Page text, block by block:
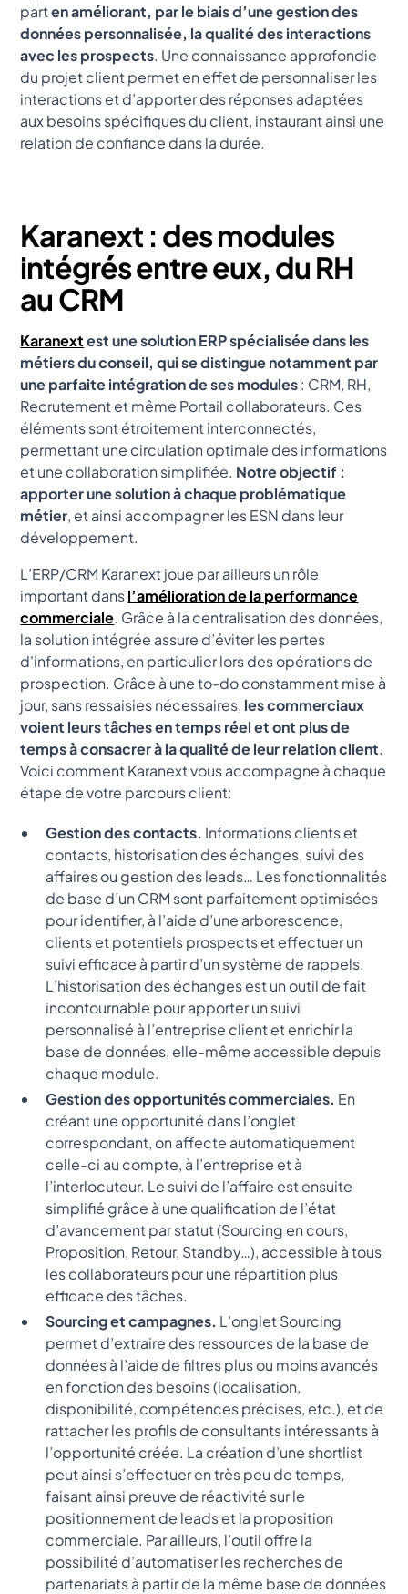
parten améliorant, par le biais d’une gestion des
données personnalisée, la qualité des interactions
avec les prospects. Une connaissance approfondie
du projet client permet en effet de personnaliser les
interactions et d’apporter des réponses adaptées
aux besoins spécifiques du client, instaurant ainsi une
relation de confiance dans la durée.
Karanext : des modules
intégrés entre eux, du RH
au CRM
Karanextest une solution ERP spécialisée dans les
métiers du conseil, qui se distingue notamment par
une parfaite intégration de ses modules: CRM, RH,
Recrutement et même Portail collaborateurs. Ces
éléments sont étroitement interconnectés,
permettant une circulation optimale des informations
et une collaboration simplifiée. Notre objectif :
apporter une solution à chaque problématique
métier, et ainsi accompagner les ESN dans leur
développement.
L’ERP/CRM Karanext joue par ailleurs un rôle
important dansl’amélioration de la performance
commerciale. Grâce à la centralisation des données,
la solution intégrée assure d’éviter les pertes
d'informations, en particulier lors des opérations de
prospection. Grâce à une to-do constamment mise à
jour, sans ressaisies nécessaires, les commerciaux
voient leurs tâches en temps réel et ont plus de
temps à consacrer à la qualité de leur relation client.
Voici comment Karanext vous accompagne à chaque
étape de votre parcours client:
Gestion des contacts. Informations clients et
contacts, historisation des échanges, suivi des
affaires ou gestion des leads… Les fonctionnalités
de base d’un CRM sont parfaitement optimisées
pour identifier, à l’aide d’une arborescence,
clients et potentiels prospects et effectuer un
suivi efficace à partir d’un système de rappels.
L’historisation des échanges est un outil de fait
incontournable pour apporter un suivi
personnalisé à l’entreprise client et enrichir la
base de données, elle-même accessible depuis
chaque module.
Gestion des opportunités commerciales. En
créant une opportunité dans l’onglet
correspondant, on affecte automatiquement
celle-ci au compte, à l’entreprise et à
l’interlocuteur. Le suivi de l’affaire est ensuite
simplifié grâce à une qualification de l’état
d’avancement par statut (Sourcing en cours,
Proposition, Retour, Standby…), accessible à tous
les collaborateurs pour une répartition plus
efficace des tâches.
Sourcing et campagnes. L’onglet Sourcing
permet d’extraire des ressources de la base de
données à l’aide de filtres plus ou moins avancés
en fonction des besoins (localisation,
disponibilité, compétences précises, etc.), et de
rattacher les profils de consultants intéressants à
l’opportunité créée. La création d’une shortlist
peut ainsi s’effectuer en très peu de temps,
faisant ainsi preuve de réactivité sur le
positionnement de leads et la proposition
commerciale. Par ailleurs, l’outil offre la
possibilité d’automatiser les recherches de
partenariats à partir de la même base de données